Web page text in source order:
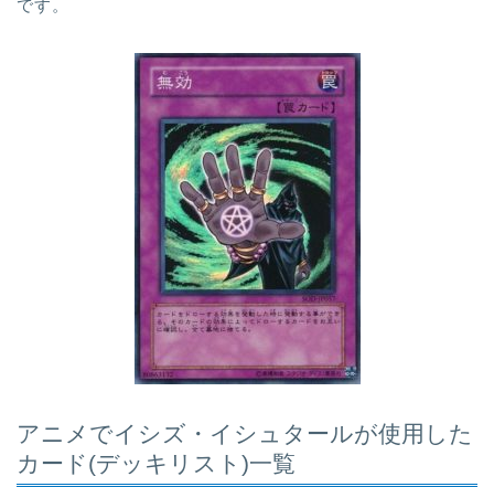
です。
アニメでイシズ・イシュタールが使用した
カード(デッキリスト)一覧